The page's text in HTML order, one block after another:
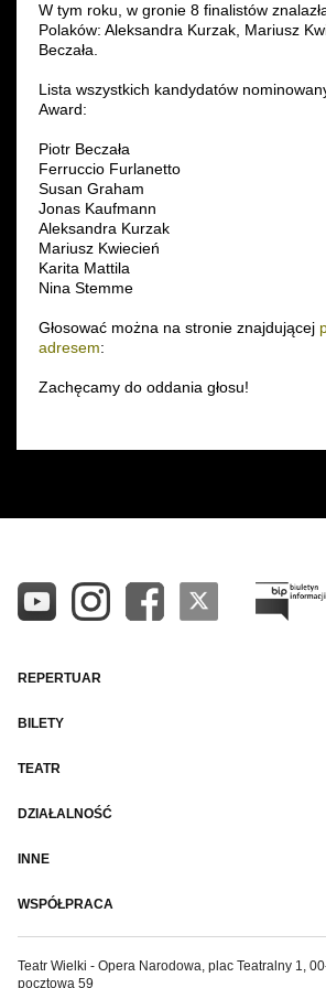
Wynajem kostiumów
Wynajem rekwizytów
Dotacje celowe
W tym roku, w gronie 8 finalistów
Polaków: Aleksandra Kurzak, Mariusz
Beczała.
Lista wszystkich kandydatów
Award:
Piotr Beczała
Ferruccio Furlanetto
Susan Graham
Jonas Kaufmann
Aleksandra Kurzak
Mariusz Kwiecień
Karita Mattila
Nina Stemme
Głosować można na stronie znajdującej
adresem:
Zachęcamy do oddania głosu!
REPERTUAR
BILETY
TEATR
DZIAŁALNOŚĆ
INNE
WSPÓŁPRACA
Teatr Wielki - Opera Narodowa, plac Teatralny 1,
pocztowa 59